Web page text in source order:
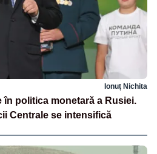
Ionuț Nichita
politica monetară a Rusiei.
Centrale se intensifică